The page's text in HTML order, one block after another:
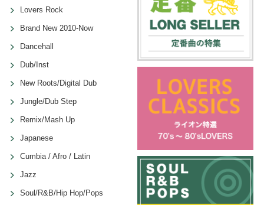
Lovers Rock
Brand New 2010-Now
Dancehall
Dub/Inst
New Roots/Digital Dub
Jungle/Dub Step
Remix/Mash Up
Japanese
Cumbia / Afro / Latin
Jazz
Soul/R&B/Hip Hop/Pops